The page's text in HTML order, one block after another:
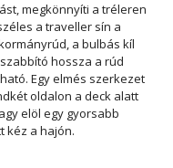
megkönnyíti a tréleren
a traveller sín a
a bulbás kíl
hossza a rúd
Egy elmés szerkezet
oldalon a deck alatt
elöl egy gyorsabb
kéz a hajón.